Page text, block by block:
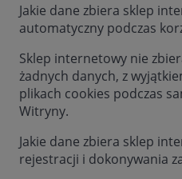
Jakie dane zbiera sklep
automatyczny podczas
Sklep internetowy nie
żadnych danych, z
plikach cookies podczas
Witryny.
Jakie dane zbiera sklep
rejestracji i dokonywania